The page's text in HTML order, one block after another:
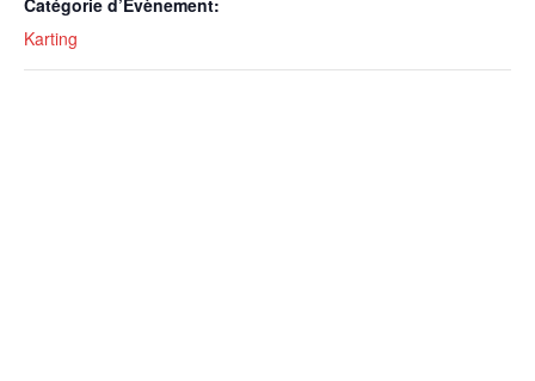
Catégorie d’Évènement:
Karting